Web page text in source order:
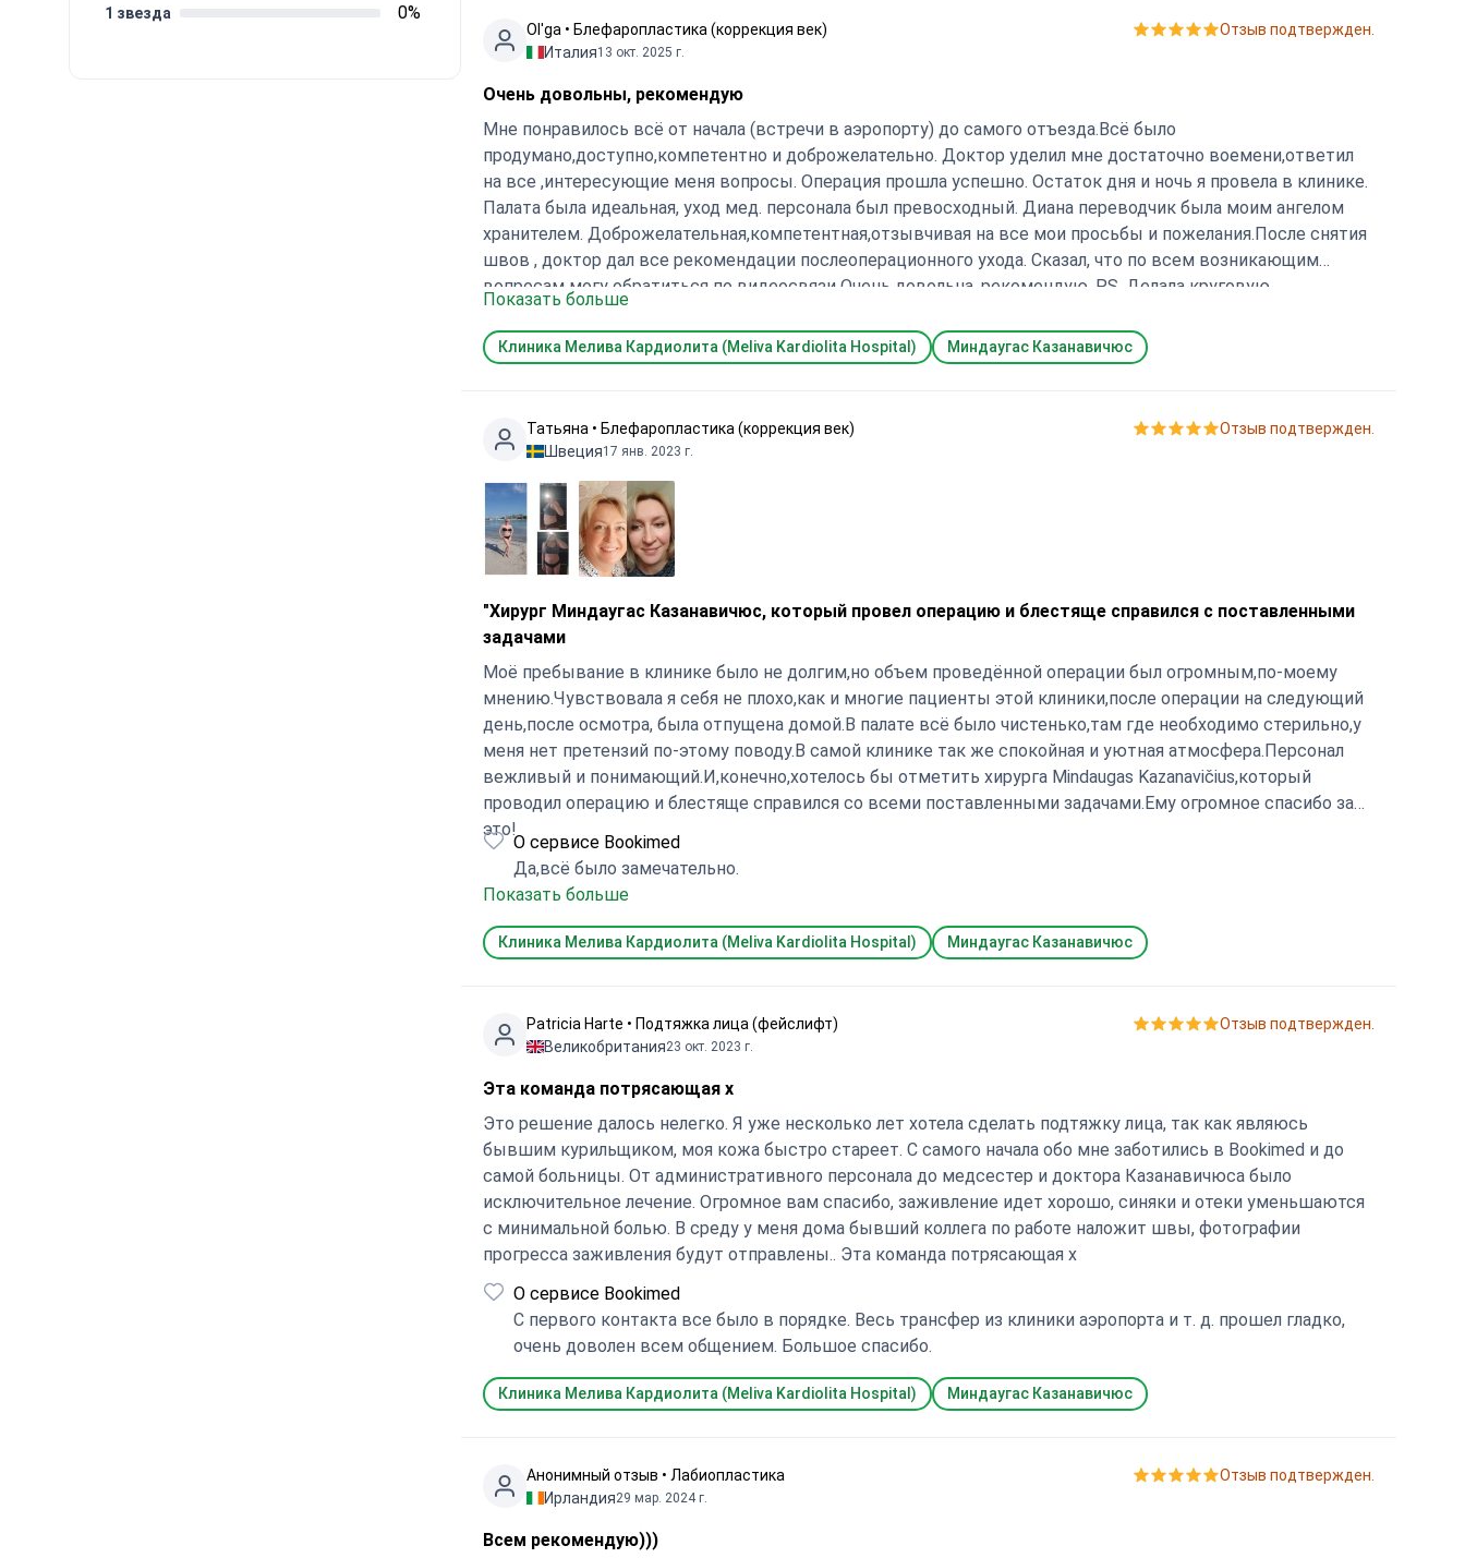
1 звезда 0%
Ol'ga • Блефаропластика (коррекция век)
Италия13 окт. 2025 г.
Отзыв подтвержден.
Очень довольны, рекомендую
Мне понравилось всё от начала (встречи в аэропорту) до самого отъезда.Всё было
продумано,доступно,компетентно и доброжелательно. Доктор уделил мне достаточно воемени,ответил
на все ,интересующие меня вопросы. Операция прошла успешно. Остаток дня и ночь я провела в клинике.
Палата была идеальная, уход мед. персонала был превосходный. Диана переводчик была моим ангелом
хранителем. Доброжелательная,компетентная,отзывчивая на все мои просьбы и пожелания.После снятия
швов , доктор дал все рекомендации послеоперационного ухода. Сказал, что по всем возникающим
вопросам могу обратиться по видеосвязи Очень довольна, рекомендую. Р.S. Делала круговую
Показать больше
Клиника Мелива Кардиолита (Meliva Kardiolita Hospital) Миндаугас Казанавичюс
Татьяна • Блефаропластика (коррекция век)
Швеция17 янв. 2023 г.
Отзыв подтвержден.
"Хирург Миндаугас Казанавичюс, который провел операцию и блестяще справился с поставленными
задачами
Моё пребывание в клинике было не долгим,но объем проведённой операции был огромным,по-моему
мнению.Чувствовала я себя не плохо,как и многие пациенты этой клиники,после операции на следующий
день,после осмотра, была отпущена домой.В палате всё было чистенько,там где необходимо стерильно,у
меня нет претензий по-этому поводу.В самой клинике так же спокойная и уютная атмосфера.Персонал
вежливый и понимающий.И,конечно,хотелось бы отметить хирурга Mindaugas Kazanavičius,который
проводил операцию и блестяще справился со всеми поставленными задачами.Ему огромное спасибо за
это!
О сервисе Bookimed
Да,всё было замечательно.
Показать больше
Клиника Мелива Кардиолита (Meliva Kardiolita Hospital) Миндаугас Казанавичюс
Patricia Harte • Подтяжка лица (фейслифт)
Великобритания23 окт. 2023 г.
Отзыв подтвержден.
Эта команда потрясающая х
Это решение далось нелегко. Я уже несколько лет хотела сделать подтяжку лица, так как являюсь
бывшим курильщиком, моя кожа быстро стареет. С самого начала обо мне заботились в Bookimed и до
самой больницы. От административного персонала до медсестер и доктора Казанавичюса было
исключительное лечение. Огромное вам спасибо, заживление идет хорошо, синяки и отеки уменьшаются
с минимальной болью. В среду у меня дома бывший коллега по работе наложит швы, фотографии
прогресса заживления будут отправлены.. Эта команда потрясающая x
О сервисе Bookimed
С первого контакта все было в порядке. Весь трансфер из клиники аэропорта и т. д. прошел гладко,
очень доволен всем общением. Большое спасибо.
Клиника Мелива Кардиолита (Meliva Kardiolita Hospital) Миндаугас Казанавичюс
Анонимный отзыв • Лабиопластика
Ирландия29 мар. 2024 г.
Отзыв подтвержден.
Всем рекомендую)))